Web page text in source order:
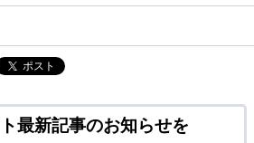
ポスト
最新記事のお知らせを